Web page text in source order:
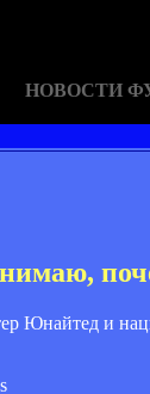
НОВОСТИ
Юнайтед и